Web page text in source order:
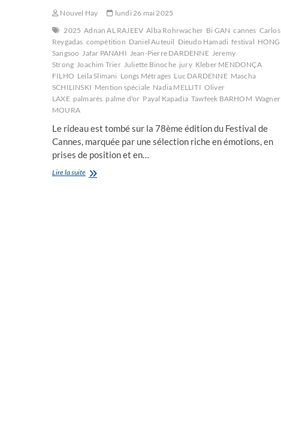
Nouvel Hay
lundi 26 mai 2025
2025 Adnan AL RAJEEV Alba Rohrwacher Bi GAN cannes Carlos
Reygadas compétition Daniel Auteuil Dieudo Hamadi festival HONG
Sangsoo Jafar PANAHI Jean-Pierre DARDENNE Jeremy
Strong Joachim Trier Juliette Binoche jury Kleber MENDONÇA
FILHO Leïla Slimani Longs Métrages Luc DARDENNE Mascha
SCHILINSKI Mention spéciale Nadia MELLITI Oliver
LAXE palmarès palme d'or Payal Kapadia Tawfeek BARHOM Wagner
MOURA
Le rideau est tombé sur la 78ème édition du Festival de
Cannes, marquée par une sélection riche en émotions, en
prises de position et en…
Lire la suitePalme